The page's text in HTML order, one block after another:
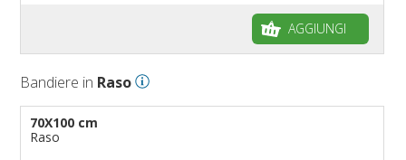
AGGIUNGI
Bandiere in Raso
70X100 cm
Raso